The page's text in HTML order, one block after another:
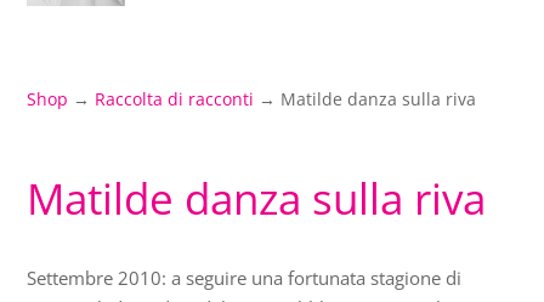
Shop → Raccolta di racconti → Matilde danza sulla riva
Matilde danza sulla riva
Settembre 2010: a seguire una fortunata stagione di